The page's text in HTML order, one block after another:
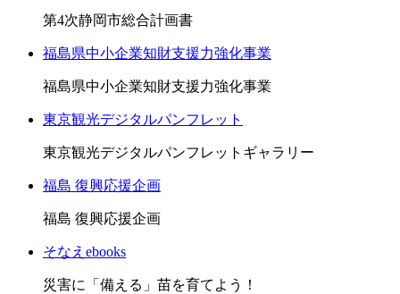
第4次静岡市総合計画書
福島県中小企業知財支援力強化事業
福島県中小企業知財支援力強化事業
東京観光デジタルパンフレット
東京観光デジタルパンフレットギャラリー
福島 復興応援企画
福島 復興応援企画
そなえebooks
災害に「備える」苗を育てよう！